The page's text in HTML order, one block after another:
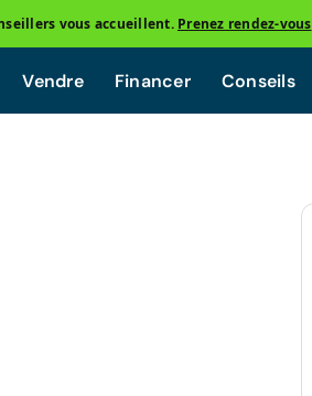
vous accueillent. Prenez rendez-vous
Vendre Financer Conseils